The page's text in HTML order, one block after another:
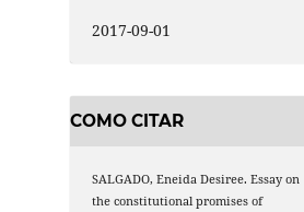
2017-09-01
COMO CITAR
SALGADO, Eneida Desiree. Essay on
the constitutional promises of